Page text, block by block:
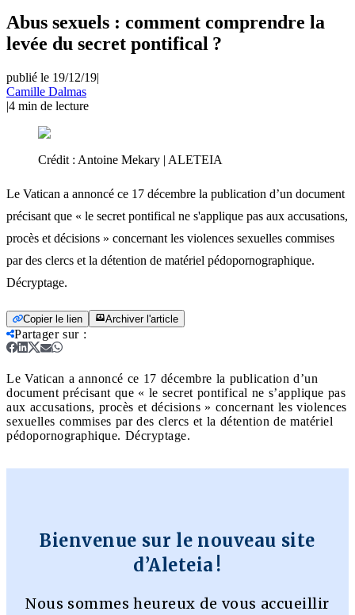
Abus sexuels : comment comprendre la
levée du secret pontifical ?
publié le 19/12/19|
Camille Dalmas
|4 min de lecture
Crédit : Antoine Mekary | ALETEIA
Le Vatican a annoncé ce 17 décembre la publication d’un document
précisant que « le secret pontifical ne s'applique pas aux accusations,
procès et décisions » concernant les violences sexuelles commises
par des clercs et la détention de matériel pédopornographique.
Décryptage.
Copier le lien Archiver l'article
Partager sur:
Le Vatican a annoncé ce 17 décembre la publication d’un
document précisant que « le secret pontifical ne s’applique pas
aux accusations, procès et décisions » concernant les violences
sexuelles commises par des clercs et la détention de matériel
pédopornographique. Décryptage.
Bienvenue sur le nouveau site
d’Aleteia !
Nous sommes heureux de vous accueillir